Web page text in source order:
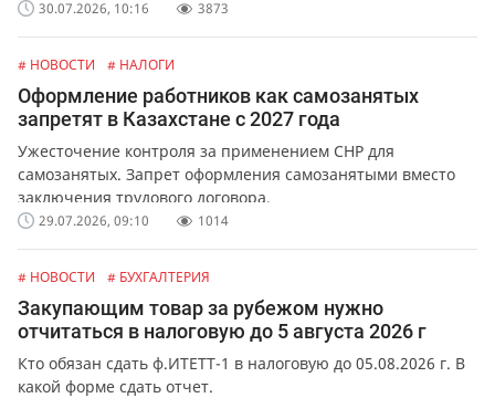
обслуживания лифтов и перевозок.
30.07.2026, 10:16 3873
# НОВОСТИ # НАЛОГИ
Оформление работников как самозанятых
запретят в Казахстане с 2027 года
Ужесточение контроля за применением СНР для
самозанятых. Запрет оформления самозанятыми вместо
заключения трудового договора.
29.07.2026, 09:10 1014
# НОВОСТИ # БУХГАЛТЕРИЯ
Закупающим товар за рубежом нужно
отчитаться в налоговую до 5 августа 2026 г
Кто обязан сдать ф.ИТЕТТ-1 в налоговую до 05.08.2026 г. В
какой форме сдать отчет.